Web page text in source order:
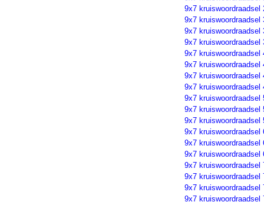
9x7 kruiswoordraadsel
9x7 kruiswoordraadsel
9x7 kruiswoordraadsel
9x7 kruiswoordraadsel
9x7 kruiswoordraadsel
9x7 kruiswoordraadsel
9x7 kruiswoordraadsel
9x7 kruiswoordraadsel
9x7 kruiswoordraadsel
9x7 kruiswoordraadsel
9x7 kruiswoordraadsel
9x7 kruiswoordraadsel
9x7 kruiswoordraadsel
9x7 kruiswoordraadsel
9x7 kruiswoordraadsel
9x7 kruiswoordraadsel
9x7 kruiswoordraadsel
9x7 kruiswoordraadsel